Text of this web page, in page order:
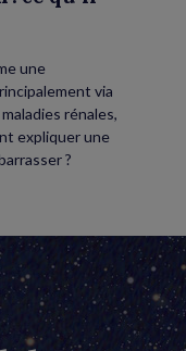
une
via
rénales,
expliquer une
?